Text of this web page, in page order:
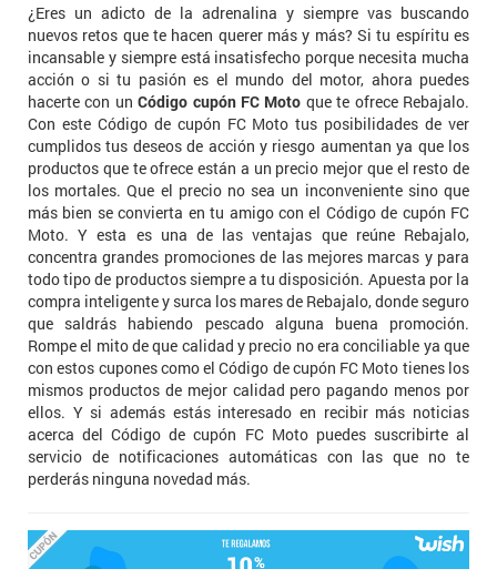
¿Eres un adicto de la adrenalina y siempre vas buscando
nuevos retos que te hacen querer más y más? Si tu espíritu es
incansable y siempre está insatisfecho porque necesita mucha
acción o si tu pasión es el mundo del motor, ahora puedes
hacerte con unCódigo cupón FC Moto que te ofrece Rebajalo.
Con este Código de cupón FC Moto tus posibilidades de ver
cumplidos tus deseos de acción y riesgo aumentan ya que los
productos que te ofrece están a un precio mejor que el resto de
los mortales. Que el precio no sea un inconveniente sino que
más bien se convierta en tu amigo con el Código de cupón FC
Moto. Y esta es una de las ventajas que reúne Rebajalo,
concentra grandes promociones de las mejores marcas y para
todo tipo de productos siempre a tu disposición. Apuesta por la
compra inteligente y surca los mares de Rebajalo, donde seguro
que saldrás habiendo pescado alguna buena promoción.
Rompe el mito de que calidad y precio no era conciliable ya que
con estos cupones como el Código de cupón FC Moto tienes los
mismos productos de mejor calidad pero pagando menos por
ellos. Y si además estás interesado en recibir más noticias
acerca del Código de cupón FC Moto puedes suscribirte al
servicio de notificaciones automáticas con las que no te
perderás ninguna novedad más.